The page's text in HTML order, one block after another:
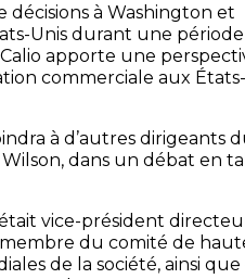
décisions à Washington et
Unis durant une
apporte une
commerciale aux États-
à d’autres dirigeants
dans un débat en
vice-président
du comité de
de la société, ainsi